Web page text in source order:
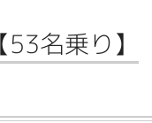
名乗り】